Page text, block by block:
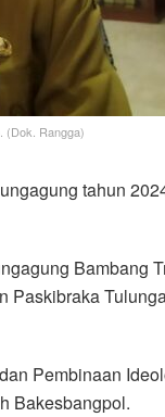
(Dok. Rangga)
tahun
Bambang
Paskibraka
Pembinaan
Bakesbangpol.